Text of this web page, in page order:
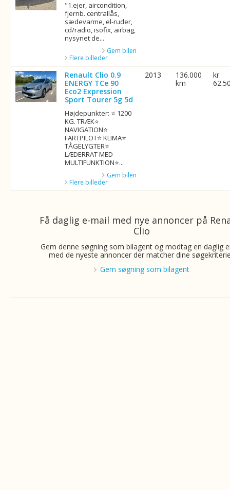
"1.ejer, aircondition,
fjernb. centrallås,
sædevarme, el-ruder,
cd/radio, isofix, airbag,
nysynet de...
Gem bilen
Flere billeder
Renault Clio 0.9
ENERGY TCe 90
Eco2 Expression
Sport Tourer 5g 5d
Højdepunkter: ⭐ 1200
KG. TRÆK⭐
NAVIGATION⭐
FARTPILOT⭐ KLIMA⭐
TÅGELYGTER⭐
LÆDERRAT MED
MULTIFUNKTION⭐...
Gem bilen
Flere billeder
2013
136.000
km
kr
Få daglig e-mail med nye annoncer på
Clio
Gem denne søgning som bilagent og modtag en daglig
med de nyeste annoncer der matcher dine
Gem søgning som bilagent